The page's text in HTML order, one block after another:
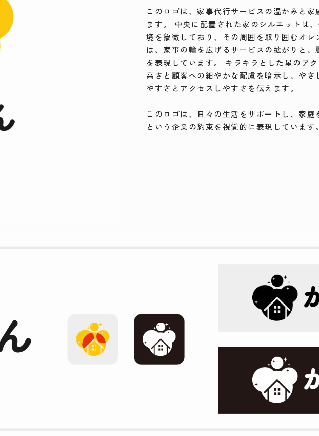
このロゴは、家事代行サービスの温かみと
ます。 中央に配置された家のシルエットは
境を象徴しており、その周囲を取り囲むオレ
は、家事の輪を広げるサービスの拡がりと
を表現しています。 キラキラとした星のア
高さと顧客への細やかな配慮を暗示し、や
やすさとアクセスしやすさを伝えます。
このロゴは、日々の生活をサポートし、家
という企業の約束を視覚的に表現しています。